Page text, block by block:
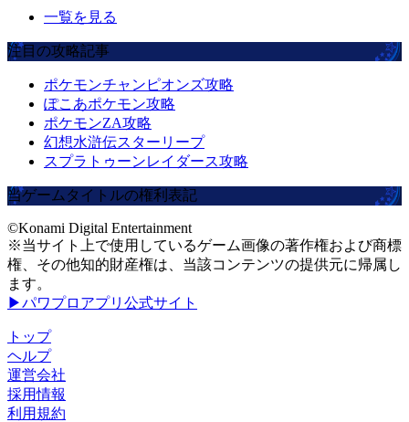
一覧を見る
注目の攻略記事
ポケモンチャンピオンズ攻略
ぽこあポケモン攻略
ポケモンZA攻略
幻想水滸伝スターリープ
スプラトゥーンレイダース攻略
当ゲームタイトルの権利表記
©Konami Digital Entertainment
※当サイト上で使用しているゲーム画像の著作権および商標
権、その他知的財産権は、当該コンテンツの提供元に帰属し
ます。
▶パワプロアプリ公式サイト
トップ
ヘルプ
運営会社
採用情報
利用規約